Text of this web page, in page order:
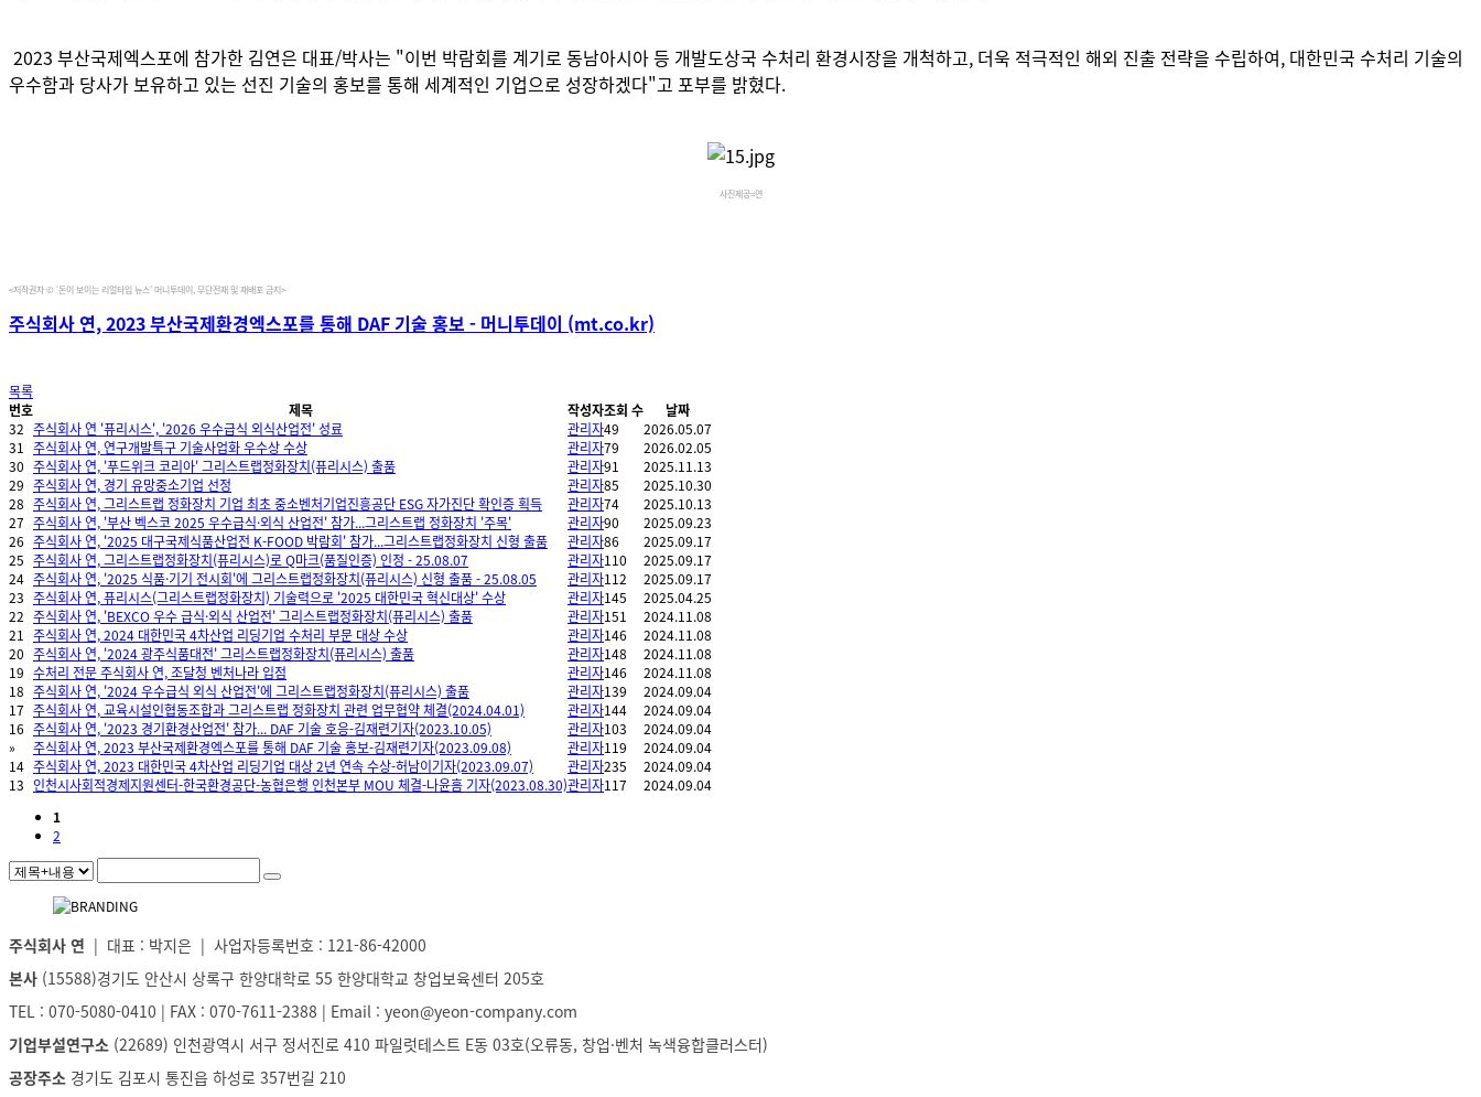
2023 부산국제엑스포에 참가한 김연은 대표/박사는 "이번 박람회를 계기로 동남아시아 등 개발도상국 수처리 환경시장을 개척하고, 더욱 적극적인 해외 진출 전략을 수립하여, 대한민국 수처리 기술의
우수함과 당사가 보유하고 있는 선진 기술의 홍보를 통해 세계적인 기업으로 성장하겠다"고 포부를 밝혔다.
사진제공=연
<저작권자 © ‘돈이 보이는 리얼타임 뉴스’ 머니투데이, 무단전재 및 재배포 금지>
주식회사 연, 2023 부산국제환경엑스포를 통해 DAF 기술 홍보 - 머니투데이 (mt.co.kr)
목록
번호
제목 작성자조회 수
날짜
32 주식회사 연 '퓨리시스', '2026 우수급식 외식산업전' 성료 관리자49
2026.05.07
31 주식회사 연, 연구개발특구 기술사업화 우수상 수상 관리자79
2026.02.05
30 주식회사 연, '푸드위크 코리아' 그리스트랩정화장치(퓨리시스) 출품 관리자91
2025.11.13
29 주식회사 연, 경기 유망중소기업 선정 관리자85
2025.10.30
28 주식회사 연, 그리스트랩 정화장치 기업 최초 중소벤처기업진흥공단 ESG 자가진단 확인증 획득 관리자74
2025.10.13
27 주식회사 연, '부산 벡스코 2025 우수급식·외식 산업전' 참가...그리스트랩 정화장치 '주목' 관리자90
2025.09.23
26 주식회사 연, '2025 대구국제식품산업전 K-FOOD 박람회' 참가...그리스트랩정화장치 신형 출품 관리자86
2025.09.17
25 주식회사 연, 그리스트랩정화장치(퓨리시스)로 Q마크(품질인증) 인정 - 25.08.07 관리자110
2025.09.17
24 주식회사 연, '2025 식품·기기 전시회'에 그리스트랩정화장치(퓨리시스) 신형 출품 - 25.08.05 관리자112
2025.09.17
23 주식회사 연, 퓨리시스(그리스트랩정화장치) 기술력으로 '2025 대한민국 혁신대상' 수상 관리자145
2025.04.25
22 주식회사 연, 'BEXCO 우수 급식·외식 산업전' 그리스트랩정화장치(퓨리시스) 출품 관리자151
2024.11.08
21 주식회사 연, 2024 대한민국 4차산업 리딩기업 수처리 부문 대상 수상 관리자146
2024.11.08
20 주식회사 연, '2024 광주식품대전' 그리스트랩정화장치(퓨리시스) 출품 관리자148
2024.11.08
19 수처리 전문 주식회사 연, 조달청 벤처나라 입점 관리자146
2024.11.08
18 주식회사 연, '2024 우수급식 외식 산업전'에 그리스트랩정화장치(퓨리시스) 출품 관리자139
2024.09.04
17 주식회사 연, 교육시설인협동조합과 그리스트랩 정화장치 관련 업무협약 체결(2024.04.01) 관리자144
2024.09.04
16 주식회사 연, '2023 경기환경산업전' 참가... DAF 기술 호응-김재련기자(2023.10.05) 관리자103
2024.09.04
»
주식회사 연, 2023 부산국제환경엑스포를 통해 DAF 기술 홍보-김재련기자(2023.09.08) 관리자119
2024.09.04
14 주식회사 연, 2023 대한민국 4차산업 리딩기업 대상 2년 연속 수상-허남이기자(2023.09.07) 관리자235
2024.09.04
13 인천시사회적경제지원센터-한국환경공단-농협은행 인천본부 MOU 체결-나윤흠 기자(2023.08.30)관리자117
2024.09.04
1
2
주식회사 연 | 대표 : 박지은 | 사업자등록번호 : 121-86-42000
본사 (15588)경기도 안산시 상록구 한양대학로 55 한양대학교 창업보육센터 205호
TEL : 070-5080-0410 | FAX : 070-7611-2388 | Email : yeon@yeon-company.com
기업부설연구소 (22689) 인천광역시 서구 정서진로 410 파일럿테스트 E동 03호(오류동, 창업·벤처 녹색융합클러스터)
공장주소 경기도 김포시 통진읍 하성로 357번길 210